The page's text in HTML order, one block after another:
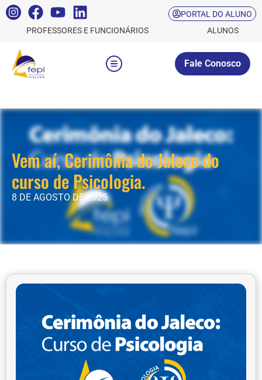
PORTAL DO ALUNO
PROFESSORES E FUNCIONÁRIOS
ALUNOS
Fale Conosco
Vem aí, Cerimônia do Jaleco do
curso de Psicologia.
8 DE AGOSTO DE 2025